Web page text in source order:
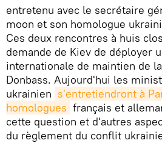
entretenu avec le secrétaire
moon et son homologue
Ces deux rencontres à huis
demande de Kiev de déployer
internationale de maintien de
Donbass. Aujourd'hui les
ukrainien s'entretiendront à
homologues français et
cette question et d'autres
du règlement du conflit